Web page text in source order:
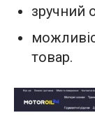
зручний
товар.